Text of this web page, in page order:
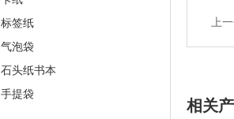
标签纸
气泡袋
石头纸书本
手提袋
上
相关